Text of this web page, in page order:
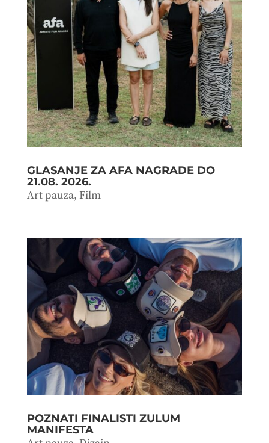
GLASANJE ZA AFA NAGRADE DO
21.08. 2026.
Art pauza, Film
POZNATI FINALISTI ZULUM
MANIFESTA